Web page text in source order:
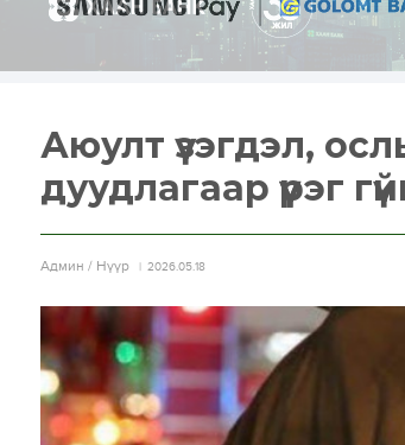
Аюулт үзэгдэл,
дуудлагаар үүрэг
Aдмин / Нүүр 2026.05.18